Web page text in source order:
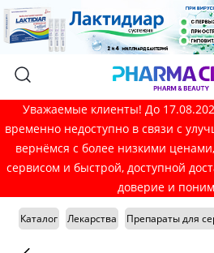
Уважаемые клиенты! До
временно недоступно в связи с
вернёмся с более низкими
сервисом и быстрой, доступной
доверие и
Каталог Лекарства Препараты для